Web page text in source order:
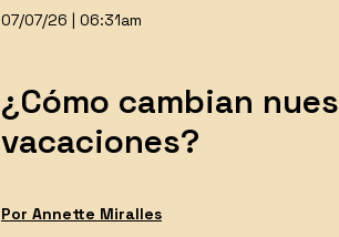
07/07/26 | 06:31am
¿Cómo cambian
vacaciones?
Por Annette Miralles